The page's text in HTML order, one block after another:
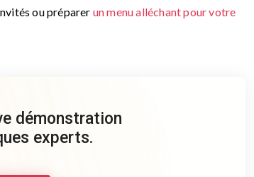
ou préparer un menu alléchant pour votre
démonstration
experts.